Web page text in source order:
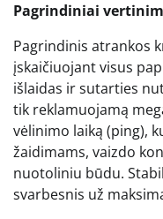
Pagrindiniai
Pagrindinis atrankos
įskaičiuojant visus
išlaidas ir sutarties
tik reklamuojamą
vėlinimo laiką (ping),
žaidimams, vaizdo
nuotoliniu būdu.
svarbesnis už